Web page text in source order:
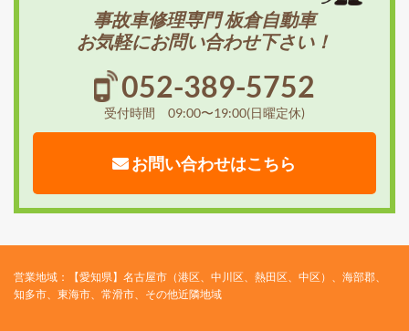
事故車修理専門 板倉自動車
お気軽にお問い合わせ下さい！
052-389-5752
受付時間 09:00〜19:00(日曜定休)
お問い合わせはこちら
営業地域：【愛知県】名古屋市（港区、中川区、熱田区、中区）、海部郡、
知多市、東海市、常滑市、その他近隣地域